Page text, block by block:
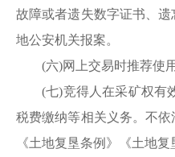
故障或者遗失数字证书、
地公安机关报案。
(六)网上交易时推荐使
(七)竞得人在采矿权有
税费缴纳等相关义务。不
《土地复垦条例》《土地